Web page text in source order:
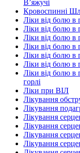
В’яжучі
Кровоспинні
Ліки від болю в
Ліки від болю в
Ліки від болю в
Ліки від болю в
Ліки від болю в
Ліки від болю в
Ліки від болю в
горлі
Ліки при ВІЛ
Лікування
Лікування
Лікування
Лікування
Лікування
Лікування